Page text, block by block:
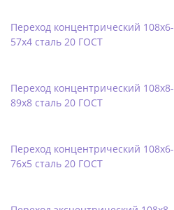
Переход концентрический 108х6-
57х4 сталь 20 ГОСТ
Переход концентрический 108х8-
89х8 сталь 20 ГОСТ
Переход концентрический 108х6-
76х5 сталь 20 ГОСТ